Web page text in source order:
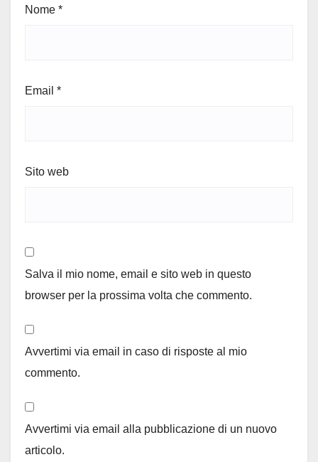
Nome *
Email *
Sito web
Salva il mio nome, email e sito web in questo
browser per la prossima volta che commento.
Avvertimi via email in caso di risposte al mio
commento.
Avvertimi via email alla pubblicazione di un nuovo
articolo.